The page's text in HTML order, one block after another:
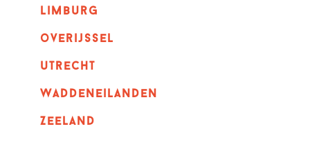
Limburg
overijssel
utrecht
Waddeneilanden
Zeeland